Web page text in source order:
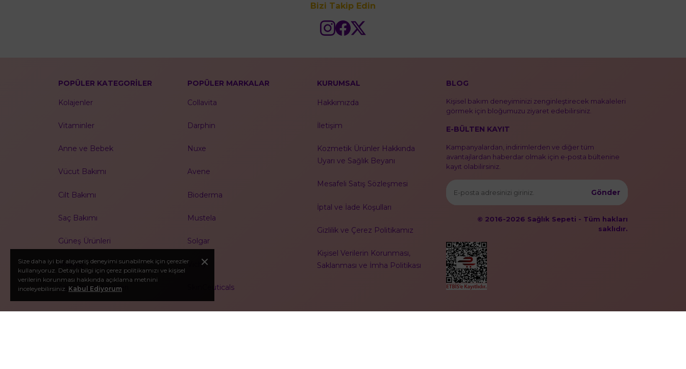
Size daha iyi bir alışveriş deneyimi sunabilmek için çerezler
kullanıyoruz. Detaylı bilgi için çerez politikamızı ve kişisel
verilerin korunması hakkında açıklama metnini
inceleyebilirsiniz. Kabul Ediyorum
Bizi Takip Edin
POPÜLER KATEGORİLER
Kolajenler
Vitaminler
Anne ve Bebek
Vücut Bakımı
Cilt Bakımı
Saç Bakımı
Güneş Ürünleri
Makyaj
Ağız Bakım Ürünleri
POPÜLER MARKALAR
Collavita
Darphin
Nuxe
Avene
Bioderma
Mustela
Solgar
Vichy
SkinCeuticals
KURUMSAL
Hakkımızda
İletişim
Kozmetik Ürünler Hakkında
Uyarı ve Sağlık Beyanı
Mesafeli Satış Sözleşmesi
İptal ve İade Koşulları
Gizlilik ve Çerez Politikamız
Kişisel Verilerin Korunması,
Saklanması ve İmha Politikası
BLOG
Kişisel bakım deneyiminizi zenginleştirecek makaleleri
görmek için bloğumuzu ziyaret edebilirsiniz.
E-BÜLTEN KAYIT
Kampanyalardan, indirimlerden ve diğer tüm
avantajlardan haberdar olmak için e-posta bültenine
kayıt olabilirsiniz.
Gönder
© 2016-2026 Sağlık Sepeti - Tüm hakları
saklıdır.